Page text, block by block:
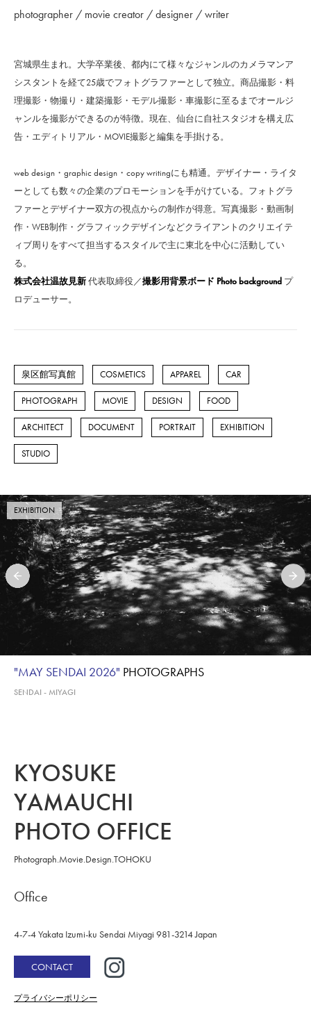
photographer / movie creator / designer / writer
宮城県生まれ。大学卒業後、都内にて様々なジャンルのカメラマンア
シスタントを経て25歳でフォトグラファーとして独立。商品撮影・料
理撮影・物撮り・建築撮影・モデル撮影・車撮影に至るまでオールジ
ャンルを撮影ができるのが特徴。現在、仙台に自社スタジオを構え広
告・エディトリアル・MOVIE撮影と編集を手掛ける。
web design・graphic design・copy writingにも精通。デザイナー・ライタ
ーとしても数々の企業のプロモーションを手がけている。フォトグラ
ファーとデザイナー双方の視点からの制作が得意。写真撮影・動画制
作・WEB制作・グラフィックデザインなどクライアントのクリエイテ
ィブ周りをすべて担当するスタイルで主に東北を中心に活動してい
る。
株式会社温故見新代表取締役／撮影用背景ボード Photo background プ
ロデューサー。
泉区館写真館 COSMETICS APPAREL CAR
PHOTOGRAPH MOVIE DESIGN FOOD
ARCHITECT DOCUMENT PORTRAIT EXHIBITION
STUDIO
EXHIBITION
"MAY SENDAI 2026" PHOTOGRAPHS
SENDAI - MIYAGI
KYOSUKE
YAMAUCHI
PHOTO OFFICE
Photograph.Movie.Design.TOHOKU
Office
4-7-4 Yakata Izumi-ku Sendai Miyagi 981-3214 Japan
CONTACT
プライバシーポリシー